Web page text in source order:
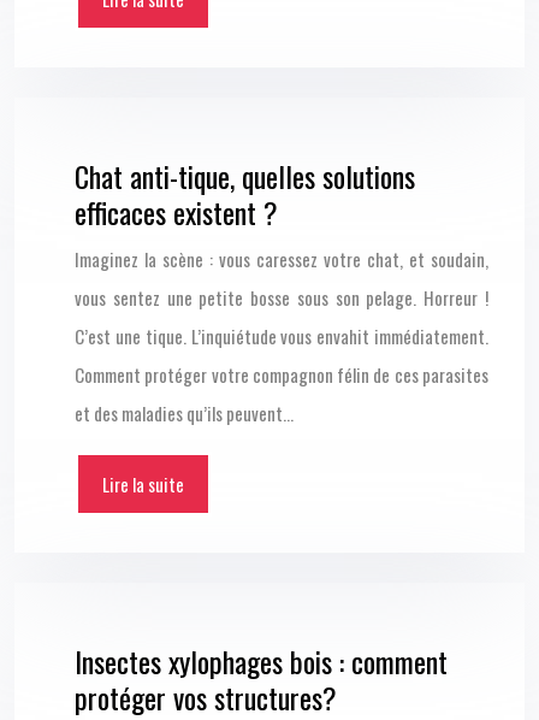
Chat anti-tique, quelles solutions
efficaces existent ?
Imaginez la scène : vous caressez votre chat, et soudain,
vous sentez une petite bosse sous son pelage. Horreur !
C’est une tique. L’inquiétude vous envahit immédiatement.
Comment protéger votre compagnon félin de ces parasites
et des maladies qu’ils peuvent…
Lire la suite
Insectes xylophages bois : comment
protéger vos structures?